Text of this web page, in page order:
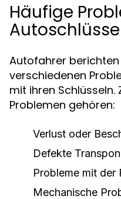
Häufige
Autofahrer
verschiedenen
mit ihren
Problemen gehören:
Verlust oder
Defekte
Probleme mit der
Mechanische